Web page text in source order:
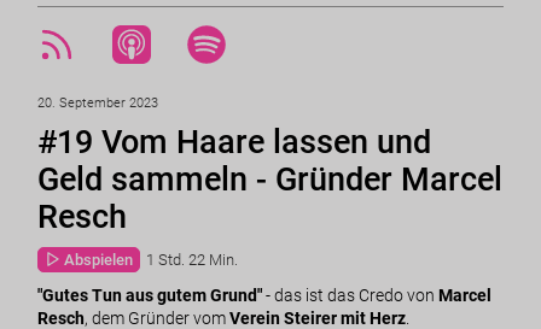
20. September 2023
#19 Vom Haare lassen und
Geld sammeln - Gründer Marcel
Resch
Abspielen 1 Std. 22 Min.
"Gutes Tun aus gutem Grund"- das ist das Credo von Marcel
Resch, dem Gründer vom Verein Steirer mit Herz